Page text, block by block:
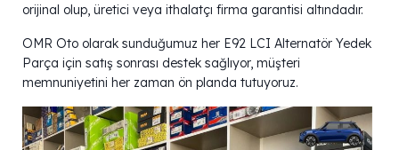
orijinal olup, üretici veya ithalatçı firma garantisi altındadır.
OMR Oto olarak sunduğumuz her E92 LCI Alternatör Yedek
Parça için satış sonrası destek sağlıyor, müşteri
memnuniyetini her zaman ön planda tutuyoruz.